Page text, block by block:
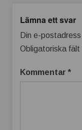
Lämna ett svar
Din e-
Obligatoriska fält
Kommentar *